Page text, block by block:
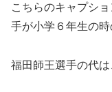
こちらのキャプシ
手が小学６年生の時
福田師王選手の代は